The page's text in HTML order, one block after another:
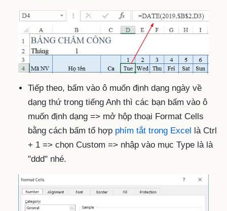
Tiếp theo, bấm vào ô muốn định dạng ngày về
dạng thứ trong tiếng Anh thì các bạn bấm vào ô
muốn định dạng => mở hộp thoại Format Cells
bằng cách bấm tổ hợp phím tắt trong Excel là Ctrl
+ 1 => chọn Custom => nhập vào mục Type là là
"ddd" nhé.